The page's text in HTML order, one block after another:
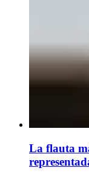
La flauta